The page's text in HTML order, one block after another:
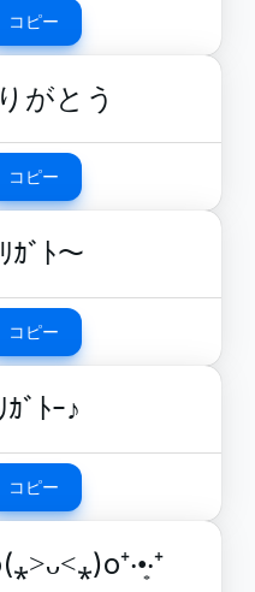
コピー
がとう
コピー
ｶﾞﾄ〜
コピー
ﾞﾄｰ♪
コピー